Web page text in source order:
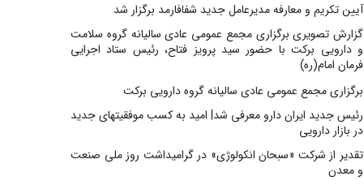
آیین تکریم و معارفه مدیرعامل جدید شفافارمد برگزار شد
گزارش تصویری برگزاری مجمع عمومی عادی سالیانه گروه سلامت
و دارویی برکت با حضور سید پرویز فتاح، رئیس ستاد اجرایی
فرمان امام(ره)
برگزاری مجمع عمومی عادی سالیانه گروه دارویی برکت
رئیس جدید ایران دارو معرفی شد| امید به کسب موفقیتهای جدید
در بازار دارویی
تقدیر از شرکت «سبحان انکولوژی» در گرامیداشت روز ملی صنعت
و معدن